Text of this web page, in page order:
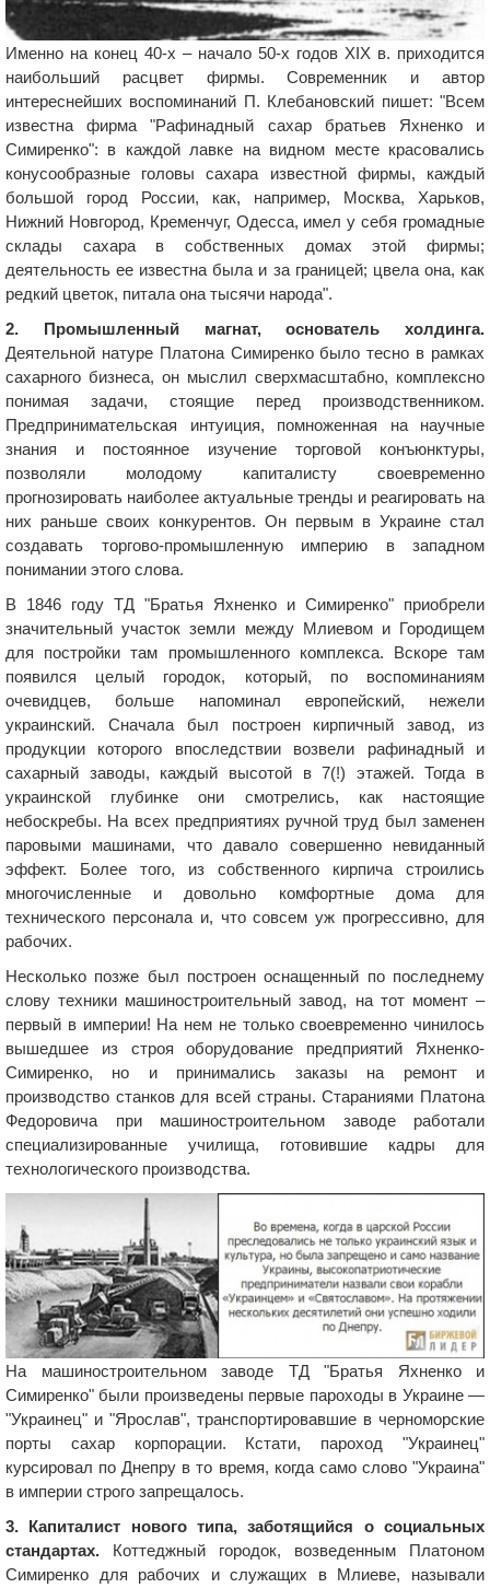
Именно на конец 40-х – начало 50-х годов ХІХ в. приходится
наибольший расцвет фирмы. Современник и автор
интереснейших воспоминаний П. Клебановский пишет: "Всем
известна фирма "Рафинадный сахар братьев Яхненко и
Симиренко": в каждой лавке на видном месте красовались
конусообразные головы сахара известной фирмы, каждый
большой город России, как, например, Москва, Харьков,
Нижний Новгород, Кременчуг, Одесса, имел у себя громадные
склады сахара в собственных домах этой фирмы;
деятельность ее известна была и за границей; цвела она, как
редкий цветок, питала она тысячи народа".
2. Промышленный магнат, основатель холдинга.
Деятельной натуре Платона Симиренко было тесно в рамках
сахарного бизнеса, он мыслил сверхмасштабно, комплексно
понимая задачи, стоящие перед производственником.
Предпринимательская интуиция, помноженная на научные
знания и постоянное изучение торговой конъюнктуры,
позволяли молодому капиталисту своевременно
прогнозировать наиболее актуальные тренды и реагировать на
них раньше своих конкурентов. Он первым в Украине стал
создавать торгово-промышленную империю в западном
понимании этого слова.
В 1846 году ТД "Братья Яхненко и Симиренко" приобрели
значительный участок земли между Млиевом и Городищем
для постройки там промышленного комплекса. Вскоре там
появился целый городок, который, по воспоминаниям
очевидцев, больше напоминал европейский, нежели
украинский. Сначала был построен кирпичный завод, из
продукции которого впоследствии возвели рафинадный и
сахарный заводы, каждый высотой в 7(!) этажей. Тогда в
украинской глубинке они смотрелись, как настоящие
небоскребы. На всех предприятиях ручной труд был заменен
паровыми машинами, что давало совершенно невиданный
эффект. Более того, из собственного кирпича строились
многочисленные и довольно комфортные дома для
технического персонала и, что совсем уж прогрессивно, для
рабочих.
Несколько позже был построен оснащенный по последнему
слову техники машиностроительный завод, на тот момент –
первый в империи! На нем не только своевременно чинилось
вышедшее из строя оборудование предприятий Яхненко-
Симиренко, но и принимались заказы на ремонт и
производство станков для всей страны. Стараниями Платона
Федоровича при машиностроительном заводе работали
специализированные училища, готовившие кадры для
технологического производства.
На машиностроительном заводе ТД "Братья Яхненко и
Симиренко" были произведены первые пароходы в Украине —
"Украинец" и "Ярослав", транспортировавшие в черноморские
порты сахар корпорации. Кстати, пароход "Украинец"
курсировал по Днепру в то время, когда само слово "Украина"
в империи строго запрещалось.
3. Капиталист нового типа, заботящийся о социальных
стандартах. Коттеджный городок, возведенным Платоном
Симиренко для рабочих и служащих в Млиеве, называли